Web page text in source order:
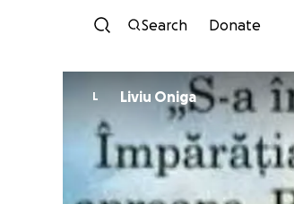
Search Donate
L Liviu Oniga